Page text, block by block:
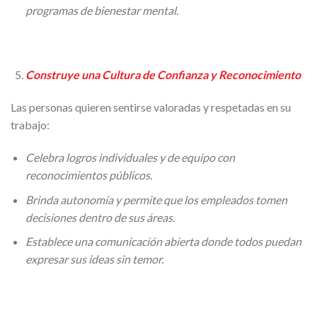
programas de bienestar mental.
Construye una Cultura de Confianza y Reconocimiento
Las personas quieren sentirse valoradas y respetadas en su
trabajo:
Celebra logros individuales y de equipo con
reconocimientos públicos.
Brinda autonomía y permite que los empleados tomen
decisiones dentro de sus áreas.
Establece una comunicación abierta donde todos puedan
expresar sus ideas sin temor.